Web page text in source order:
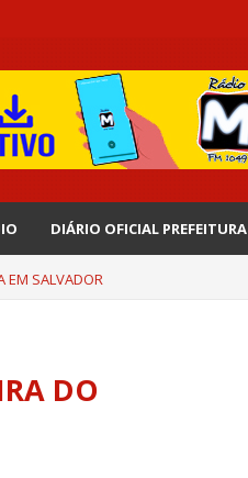
DIÁRIO OFICIAL PREFEITURA
EM SALVADOR
DO